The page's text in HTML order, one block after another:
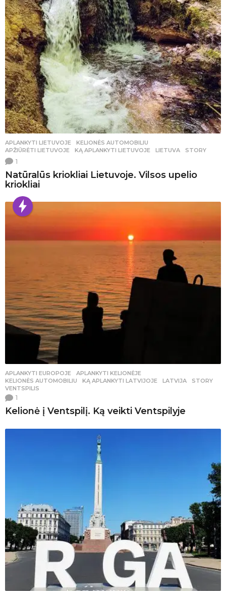
APLANKYTI LIETUVOJE ,KELIONĖS AUTOMOBILIU
APŽIŪRĖTI LIETUVOJE
,KĄ APLANKYTI LIETUVOJE ,LIETUVA ,STORY
1
Natūralūs kriokliai Lietuvoje. Vilsos upelio
kriokliai
APLANKYTI EUROPOJE ,APLANKYTI KELIONĖJE
KELIONĖS AUTOMOBILIU
KĄ APLANKYTI LATVIJOJE ,LATVIJA ,STORY
VENTSPILIS
1
Kelionė į Ventspilį. Ką veikti Ventspilyje